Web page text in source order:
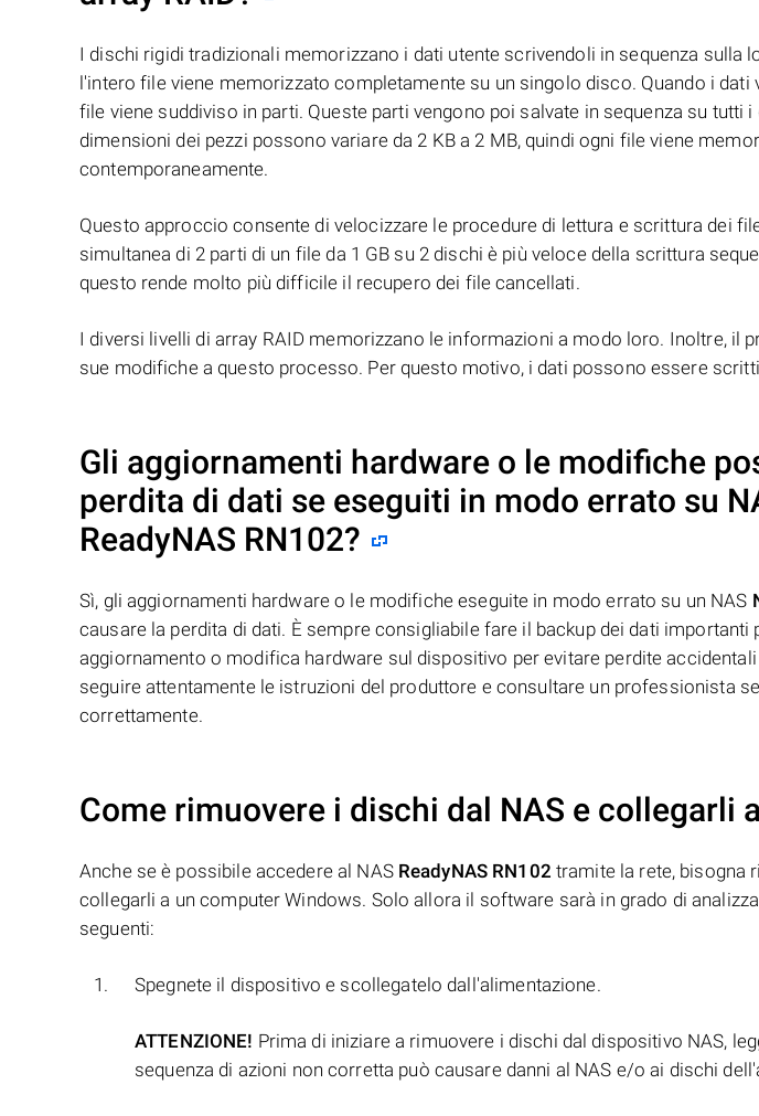
I dischi rigidi tradizionali memorizzano i dati utente scrivendoli in sequenza sulla
l'intero file viene memorizzato completamente su un singolo disco. Quando i dati
file viene suddiviso in parti. Queste parti vengono poi salvate in sequenza su tutti
dimensioni dei pezzi possono variare da 2 KB a 2 MB, quindi ogni file viene
contemporaneamente.
Questo approccio consente di velocizzare le procedure di lettura e scrittura dei
simultanea di 2 parti di un file da 1 GB su 2 dischi è più veloce della scrittura
questo rende molto più difficile il recupero dei file cancellati.
I diversi livelli di array RAID memorizzano le informazioni a modo loro. Inoltre, il
sue modifiche a questo processo. Per questo motivo, i dati possono essere
Gli aggiornamenti hardware o le modifiche
perdita di dati se eseguiti in modo errato su
ReadyNAS RN102?
Sì, gli aggiornamenti hardware o le modifiche eseguite in modo errato su un NAS
causare la perdita di dati. È sempre consigliabile fare il backup dei dati
aggiornamento o modifica hardware sul dispositivo per evitare perdite
seguire attentamente le istruzioni del produttore e consultare un professionista
correttamente.
Come rimuovere i dischi dal NAS e collegarli
Anche se è possibile accedere al NAS ReadyNAS RN102 tramite la rete, bisogna
collegarli a un computer Windows. Solo allora il software sarà in grado di
seguenti:
Spegnete il dispositivo e scollegatelo dall'alimentazione.
ATTENZIONE! Prima di iniziare a rimuovere i dischi dal dispositivo NAS,
sequenza di azioni non corretta può causare danni al NAS e/o ai dischi